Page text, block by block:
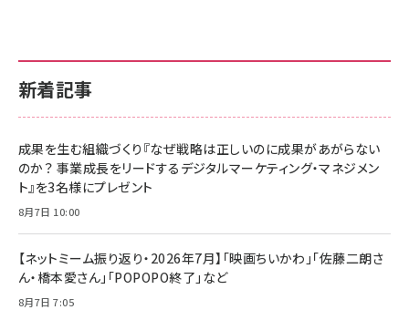
新着記事
成果を生む組織づくり『なぜ戦略は正しいのに成果があがらない
のか？ 事業成長をリードするデジタルマーケティング・マネジメン
ト』を3名様にプレゼント
8月7日 10:00
【ネットミーム振り返り・2026年7月】「映画ちいかわ」「佐藤二朗さ
ん・橋本愛さん」「POPOPO終了」など
8月7日 7:05